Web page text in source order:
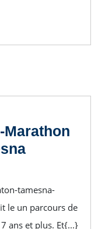
tamesna-
le un parcours de
ans et plus. Et{...}